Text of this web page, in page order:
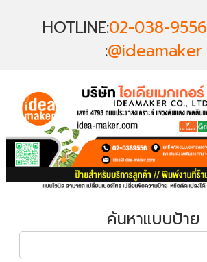
HOTLINE:02-038-9556
:@ideamaker
ค้นหาแบบป้าย